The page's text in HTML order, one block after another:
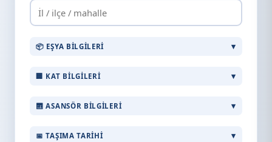
📦 EŞYA BILGILERI
🏢 KAT BILGILERI
🛗 ASANSÖR BILGILERI
📅 TAŞIMA TARIHI